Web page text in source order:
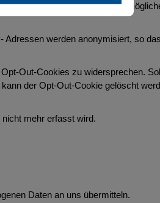
unserer Website zu
werden anonymisiert, so
Out-Cookies zu widersprechen.
der Opt-Out-Cookie gelöscht
mehr erfasst wird.
Daten an uns übermitteln.